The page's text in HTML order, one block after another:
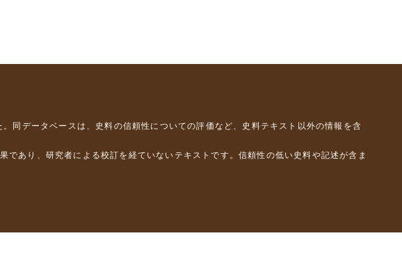
同データベースは、史料の信頼性についての評価など、史料テキスト以外の情報を含
あり、研究者による校訂を経ていないテキストです。信頼性の低い史料や記述が含ま